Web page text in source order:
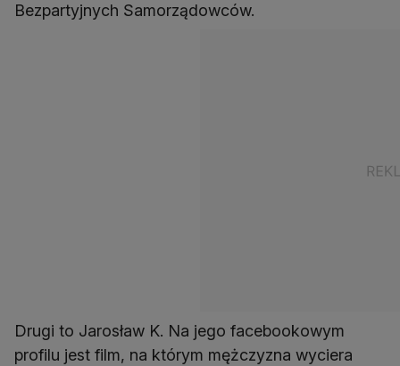
Bezpartyjnych Samorządowców.
Drugi to Jarosław K. Na jego facebookowym
profilu jest film, na którym mężczyzna wyciera